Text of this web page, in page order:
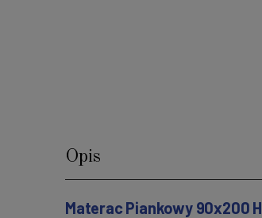
Opis
Materac Piankowy 90x200